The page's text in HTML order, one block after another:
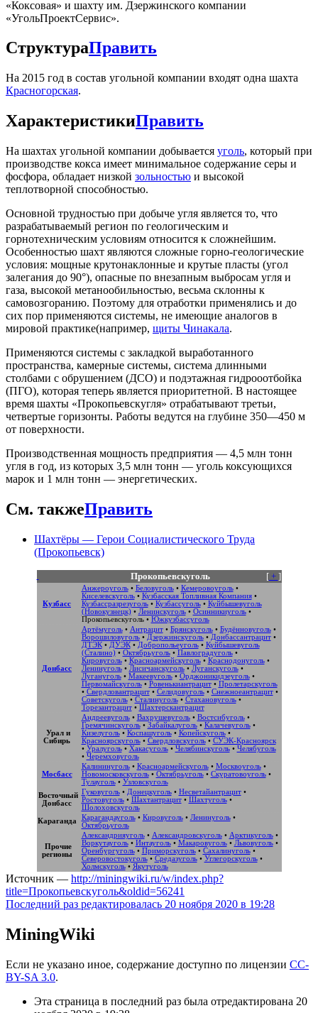
«Коксовая» и шахту им. Дзержинского компании
«УгольПроектСервис».
СтруктураПравить
На 2015 год в состав угольной компании входят одна шахта
Красногорская.
ХарактеристикиПравить
На шахтах угольной компании добывается уголь, который при
производстве кокса имеет минимальное содержание серы и
фосфора, обладает низкой зольностью и высокой
теплотворной способностью.
Основной трудностью при добыче угля является то, что
разрабатываемый регион по геологическим и
горнотехническим условиям относится к сложнейшим.
Особенностью шахт являются сложные горно-геологические
условия: мощные крутонаклонные и крутые пласты (угол
залегания до 90°), опасные по внезапным выбросам угля и
газа, высокой метанообильностью, весьма склонны к
самовозгоранию. Поэтому для отработки применялись и до
сих пор применяются системы, не имеющие аналогов в
мировой практике(например, щиты Чинакала.
Применяются системы с закладкой выработанного
пространства, камерные системы, система длинными
столбами с обрушением (ДСО) и подэтажная гидрооотбойка
(ПГО), которая теперь является приоритетной. В настоящее
время шахты «Прокопьевскугля» отрабатывают третьи,
четвертые горизонты. Работы ведутся на глубине 350—450 м
от поверхности.
Производственная мощность предприятия — 4,5 млн тонн
угля в год, из которых 3,5 млн тонн — уголь коксующихся
марок и 1 млн тонн — энергетических.
См. такжеПравить
Шахтёры — Герои Социалистического Труда
(Прокопьевск)
[+ ]
Прокопьевскуголь
Кузбасс
Анжероуголь• Беловуголь• Кемеровоуголь•
Киселевскуголь• Кузбасская Топливная Компания•
Кузбассразрезуголь• Кузбассуголь• Куйбышевуголь
(Новокузнецк)• Ленинскуголь• Осинникиуголь•
Прокопьевскуголь• Южкузбассуголь
Донбасс
Артёмуголь• Антрацит• Брянскуголь• Будённовуголь•
Ворошиловуголь• Дзержинскуголь• Донбассантрацит•
ДТЭК• ДУЭК• Добропольеуголь• Куйбышевуголь
(Сталино)• Октябрьуголь• Павлоградуголь•
Кировуголь• Красноармейскуголь• Краснодонуголь•
Ленинуголь• Лисичанскуголь• Луганскуголь•
Лугануголь• Макеевуголь• Орджоникидзеуголь•
Первомайскуголь• Ровенькиантрацит• Пролетарскуголь
• Свердловантрацит• Селидовуголь• Снежноеантрацит•
Советскуголь• Сталинуголь• Стахановуголь•
Торезантрацит• Шахтерскантрацит
Урал и
Сибирь
Андреевуголь• Вахрушевуголь• Востсибуголь•
Гремячинскуголь• Забайкалуголь• Калачевуголь•
Кизелуголь• Коспашуголь• Копейскуголь•
Красноярскуголь• Свердловскуголь• СУЭК-Красноярск
• Уралуголь• Хакасуголь• Челябинскуголь• Челябуголь
• Черемховуголь
Мосбасс
Калининуголь• Красноармейскуголь• Москвоуголь•
Новомосковскуголь• Октябрьуголь• Скуратовоуголь•
Тулауголь• Узловскуголь
Восточный
Донбасс
Гуковуголь• Донецкуголь• Несветайантрацит•
Ростовуголь• Шахтантрацит• Шахтуголь•
Шолоховскуголь
Караганда
Карагандауголь• Кировуголь• Ленинуголь•
Октябрьуголь
Прочие
регионы
Александрияуголь• Александровскуголь• Арктикуголь•
Воркутауголь• Интауголь• Макаровуголь• Львовуголь•
Оренбургуголь• Приморскуголь• Сахалинуголь•
Северовостокуголь• Средазуголь• Углегорскуголь•
Холмскуголь• Якутуголь
Источник — http://miningwiki.ru/w/index.php?
title=Прокопьевскуголь&oldid=56241
Последний раз редактировалась 20 ноября 2020 в 19:28
MiningWiki
Если не указано иное, содержание доступно по лицензии CC-
BY-SA 3.0.
Эта страница в последний раз была отредактирована 20